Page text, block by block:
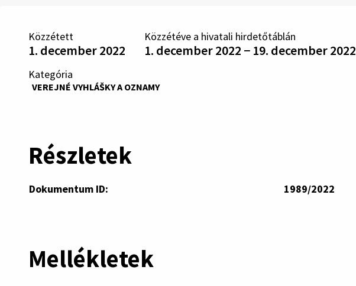
Közzétett
1. december 2022
Közzétéve a hivatali hirdetőtáblán
1. december 2022 − 19. december 2022
Kategória
VEREJNÉ VYHLÁŠKY A OZNAMY
Részletek
Dokumentum ID: 1989/2022
Mellékletek